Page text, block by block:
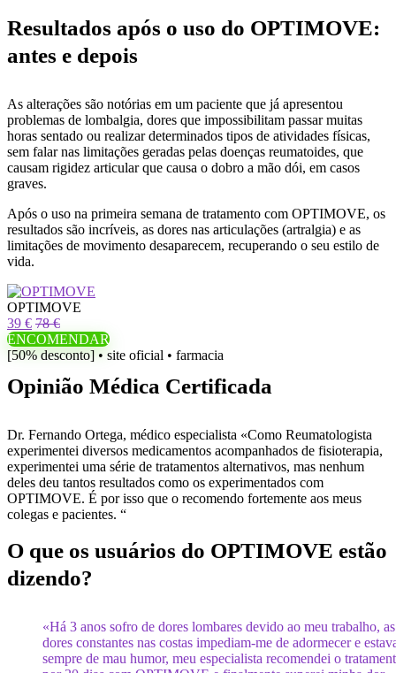
Resultados após o uso do OPTIMOVE:
antes e depois
As alterações são notórias em um paciente que já apresentou
problemas de lombalgia, dores que impossibilitam passar muitas
horas sentado ou realizar determinados tipos de atividades físicas,
sem falar nas limitações geradas pelas doenças reumatoides, que
causam rigidez articular que causa o dobro a mão dói, em casos
graves.
Após o uso na primeira semana de tratamento com OPTIMOVE, os
resultados são incríveis, as dores nas articulações (artralgia) e as
limitações de movimento desaparecem, recuperando o seu estilo de
vida.
OPTIMOVE
39 € 78 €
ENCOMENDAR
[50% desconto] • site oficial • farmacia
Opinião Médica Certificada
Dr. Fernando Ortega, médico especialista «Como Reumatologista
experimentei diversos medicamentos acompanhados de fisioterapia,
experimentei uma série de tratamentos alternativos, mas nenhum
deles deu tantos resultados como os experimentados com
OPTIMOVE. É por isso que o recomendo fortemente aos meus
colegas e pacientes. “
O que os usuários do OPTIMOVE estão
dizendo?
«Há 3 anos sofro de dores lombares devido ao meu trabalho, as
dores constantes nas costas impediam-me de adormecer e
sempre de mau humor, meu especialista recomendei o